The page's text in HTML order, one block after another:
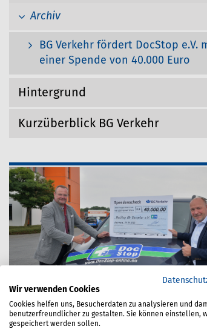
Archiv
BG Verkehr fördert DocStop e.V.
einer Spende von 40.000 Euro
Hintergrund
Kurzüberblick BG Verkehr
40.000 Euro für DocStop e.V.: Hanno Harms
Wir verwenden Cookies
Cookies helfen uns, Besucherdaten zu analysieren und
benutzerfreundlicher zu gestalten. Sie können einstellen,
gespeichert werden sollen.